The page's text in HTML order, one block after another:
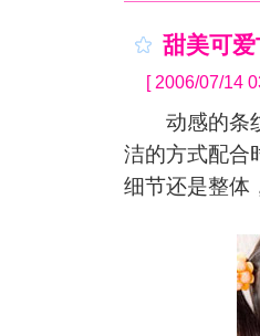
甜美可
[ 2006/07/14
动感的条纹
洁的方式配合
细节还是整体